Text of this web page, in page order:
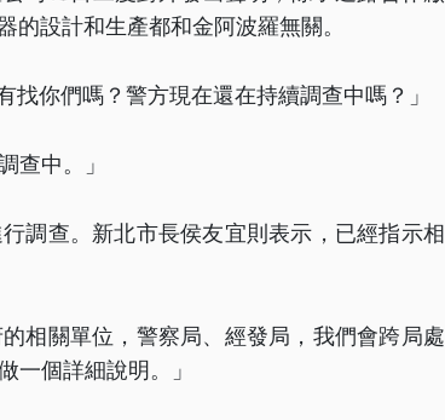
設計和生產都和金阿波羅無關。
你們嗎？警方現在還在持續調查中嗎？」
查中。」
調查。新北市長侯友宜則表示，已經指示相
相關單位，警察局、經發局，我們會跨局處
一個詳細說明。」